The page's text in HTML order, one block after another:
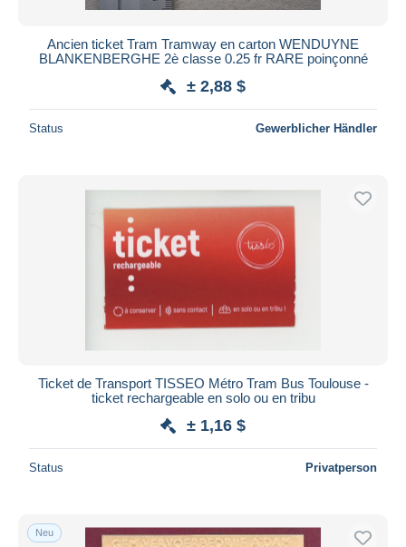
Ancien ticket Tram Tramway en carton WENDUYNE
BLANKENBERGHE 2è classe 0.25 fr RARE poinçonné
± 2,88 $
Status Gewerblicher Händler
Ticket de Transport TISSEO Métro Tram Bus Toulouse -
ticket rechargeable en solo ou en tribu
± 1,16 $
Status Privatperson
Neu